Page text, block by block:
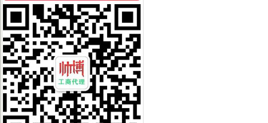
沙区工商分局一般纳税人注册流程五项措施加大食品安全工作力度
重庆小规模纳税人
怎么处理税务机关给小规模纳税人专票的清单？_第1页_代理重庆
小规模纳税人销售使用过的固定资产的税收和会计处理【重庆恒企会计
专用发票申请
开具《红字增值税专用发票通知单》应该向哪方税务局申请？_天津包
资料：天津市营业税改征增值税试点纳税人申请税务机关货物运输
增值税普通发票
增值税普通发票图片素材_增值税普通发票图片素材下载_增值税普通发